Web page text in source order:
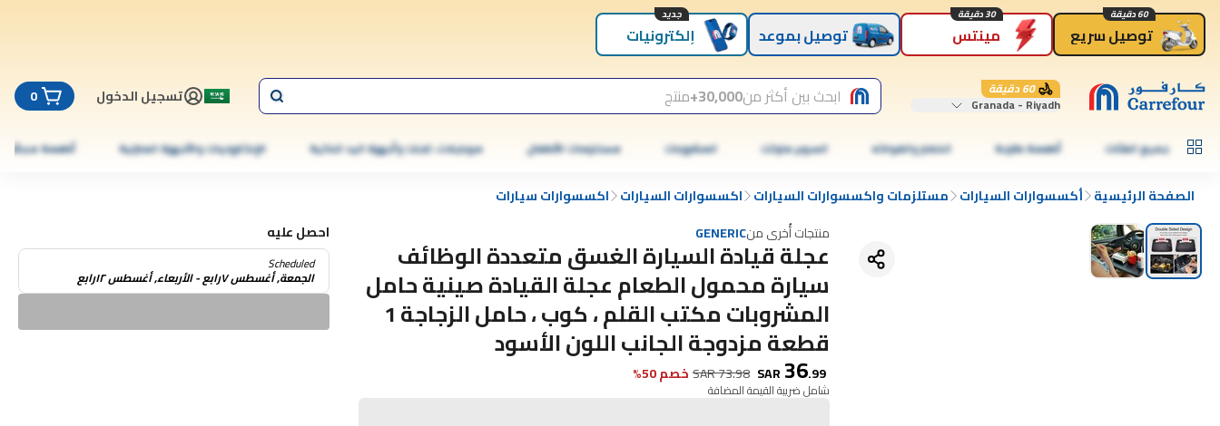
توصيل سريع
60 دقيقة
مينتس
30 دقيقة
توصيل بموعد إلكترونيات
جديد
60 دقيقة
Granada - Riyadh ابحث بين أكثر من30,000+ منتج تسجيل الدخول 0
جميع الفئات أطعمة طازجة الخضار والفواكه السوبر ماركت المشروبات مستلزمات الأطفال موبايلات، تابلت وأجهزة اليد الذكية الإلكترونيات والأجهزة المنزلية أطعمة مجمّدة
الصفحة الرئيسية أكسسوارات السيارات مستلزمات واكسسوارات السيارات اكسسوارات السيارات اكسسوارات سيارات
منتجات أُخرى منGENERIC
عجلة قيادة السيارة الغسق متعددة الوظائف
سيارة محمول الطعام عجلة القيادة صينية حامل
المشروبات مكتب القلم ، كوب ، حامل الزجاجة 1
قطعة مزدوجة الجانب اللون الأسود
SAR 36.99
SAR73.98 خصم 50%
شامل ضريبة القيمة المضافة
احصل عليه
Scheduled
الجمعة, أغسطس ٧رابع - الأربعاء, أغسطس ١٢رابع